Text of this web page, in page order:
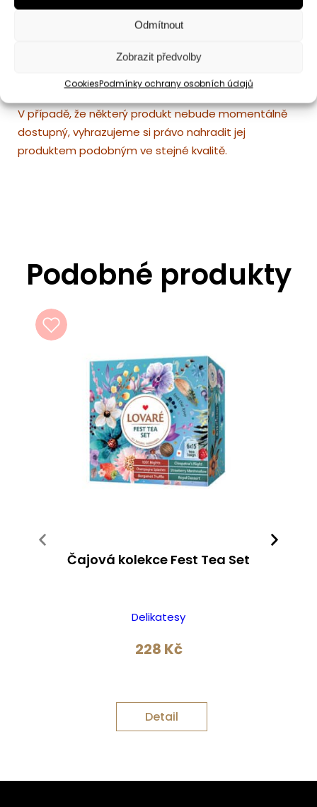
Odmítnout
Zobrazit předvolby
CookiesPodmínky ochrany osobních údajů
– látková mašle, sisalová vlákna jako
který na kartičku ručně
přepíšeme zlatým perem).
V případě, že některý produkt nebude momentálně
dostupný, vyhrazujeme si právo nahradit jej
produktem podobným ve stejné kvalitě.
Podobné produkty
Čajová kolekce Fest Tea Set
Delikatesy
228 Kč
Detail